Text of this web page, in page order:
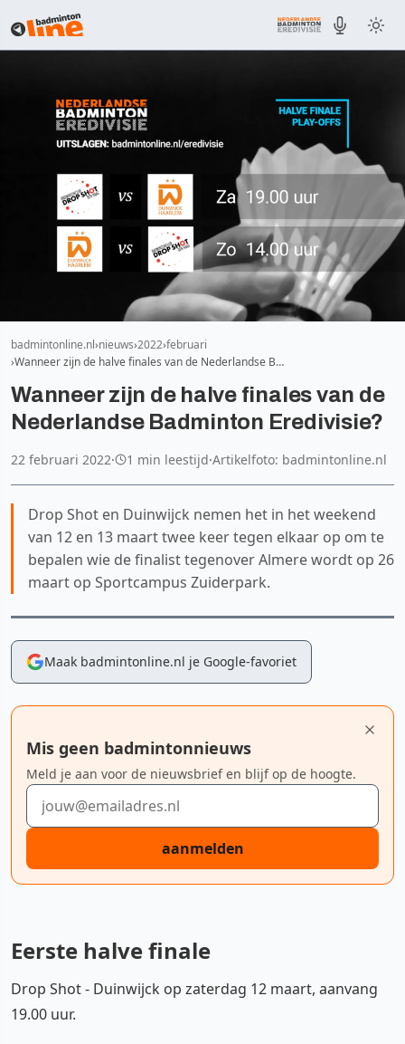
badmintonline.nl nieuws 2022 februari
Wanneer zijn de halve finales van de Nederlandse B…
Wanneer zijn de halve finales van de
Nederlandse Badminton Eredivisie?
22 februari 2022· 1 min leestijd·Artikelfoto: badmintonline.nl
Drop Shot en Duinwijck nemen het in het weekend
van 12 en 13 maart twee keer tegen elkaar op om te
bepalen wie de finalist tegenover Almere wordt op 26
maart op Sportcampus Zuiderpark.
Maak badmintonline.nl je Google-favoriet
Mis geen badmintonnieuws
Meld je aan voor de nieuwsbrief en blijf op de hoogte.
E-mailadres
aanmelden
Eerste halve finale
Drop Shot - Duinwijck op zaterdag 12 maart, aanvang
19.00 uur.